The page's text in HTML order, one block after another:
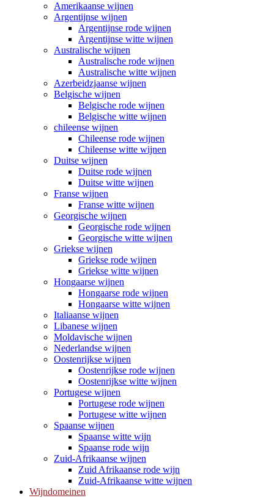
Amerikaanse wijnen
Argentijnse wijnen
Argentijnse rode wijnen
Argentijnse witte wijnen
Australische wijnen
Australische rode wijnen
Australische witte wijnen
Azerbeidzjaanse wijnen
Belgische wijnen
Belgische rode wijnen
Belgische witte wijnen
chileense wijnen
Chileense rode wijnen
Chileense witte wijnen
Duitse wijnen
Duitse rode wijnen
Duitse witte wijnen
Franse wijnen
Franse witte wijnen
Georgische wijnen
Georgische rode wijnen
Georgische witte wijnen
Griekse wijnen
Griekse rode wijnen
Griekse witte wijnen
Hongaarse wijnen
Hongaarse rode wijnen
Hongaarse witte wijnen
Italiaanse wijnen
Libanese wijnen
Moldavische wijnen
Nederlandse wijnen
Oostenrijkse wijnen
Oostenrijkse rode wijnen
Oostenrijkse witte wijnen
Portugese wijnen
Portugese rode wijnen
Portugese witte wijnen
Spaanse wijnen
Spaanse witte wijn
Spaanse rode wijn
Zuid-Afrikaanse wijnen
Zuid Afrikaanse rode wijn
Zuid-Afrikaanse witte wijnen
Wijndomeinen